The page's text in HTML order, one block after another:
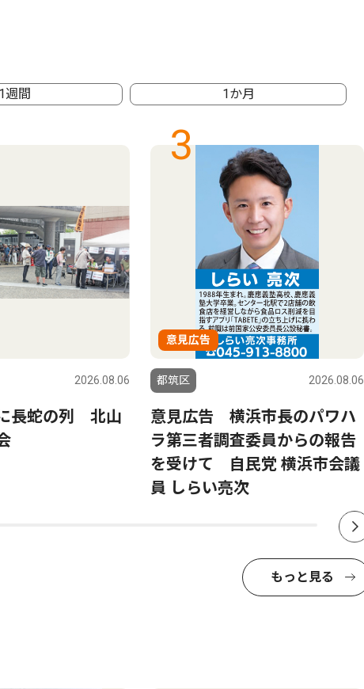
1週間 1か月
2026.08.06
長蛇の列 北山
3
意見広告
都筑区 2026.08.06
意見広告 横浜市長のパワハ
ラ第三者調査委員からの報告
を受けて 自民党 横浜市会議
員 しらい亮次
もっと見る